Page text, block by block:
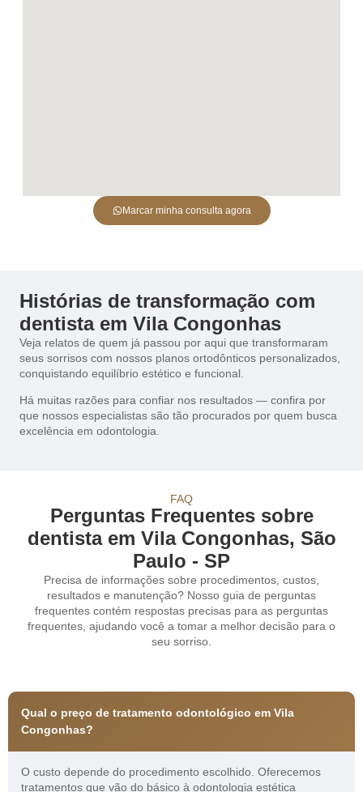
Marcar minha consulta agora
Histórias de transformação com
dentista em Vila Congonhas
Veja relatos de quem já passou por aqui que transformaram
seus sorrisos com nossos planos ortodônticos personalizados,
conquistando equilíbrio estético e funcional.
Há muitas razões para confiar nos resultados — confira por
que nossos especialistas são tão procurados por quem busca
excelência em odontologia.
FAQ
Perguntas Frequentes sobre
dentista em Vila Congonhas, São
Paulo - SP
Precisa de informações sobre procedimentos, custos,
resultados e manutenção? Nosso guia de perguntas
frequentes contém respostas precisas para as perguntas
frequentes, ajudando você a tomar a melhor decisão para o
seu sorriso.
Qual o preço de tratamento odontológico em Vila
Congonhas?
O custo depende do procedimento escolhido. Oferecemos
tratamentos que vão do básico à odontologia estética